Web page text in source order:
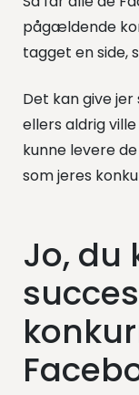
pågældende
tagget en side,
Det kan give
ellers aldrig
kunne levere
som jeres
Jo, du